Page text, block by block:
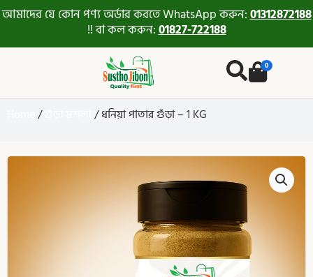
আমাদের যে কোন পণ্য অর্ডার করতে WhatsApp করুন:01312872188
!! বা কল করুন:01827-722188
0
/ / ধনিয়া পাতার গুঁড়া – 1 KG